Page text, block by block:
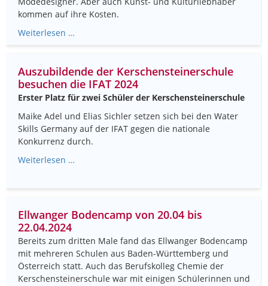
kommen auf ihre Kosten.
Weiterlesen …
Auszubildende der Kerschensteinerschule
besuchen die IFAT 2024
Erster Platz für zwei Schüler der Kerschensteinerschule
Maike Adel und Elias Sichler setzen sich bei den Water
Skills Germany auf der IFAT gegen die nationale
Konkurrenz durch.
Weiterlesen …
Ellwanger Bodencamp von 20.04 bis
22.04.2024
Bereits zum dritten Male fand das Ellwanger Bodencamp
mit mehreren Schulen aus Baden-Württemberg und
Österreich statt. Auch das Berufskolleg Chemie der
Kerschensteinerschule war mit einigen Schülerinnen und